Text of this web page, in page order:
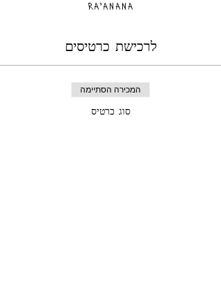
Ra'anana
לרכישת כרטיסים
המכירה הסתיימה
סוג כרטיס